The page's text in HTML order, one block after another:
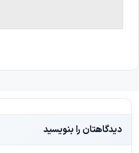
دیدگاهتان را بنویسید